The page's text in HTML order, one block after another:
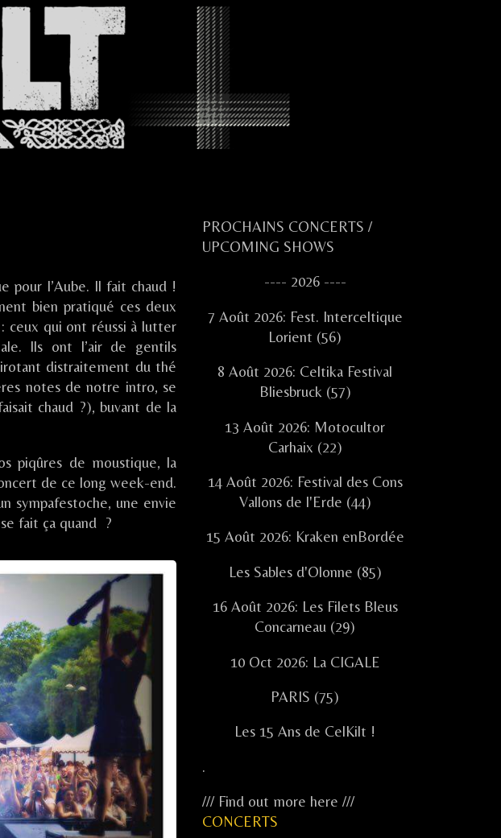
pour l’Aube. Il fait chaud !
bien pratiqué ces deux
ceux qui ont réussi à lutter
Ils ont l’air de gentils
distraitement du thé
notes de notre intro, se
chaud ?), buvant de la
piqûres de moustique, la
de ce long week-end.
sympafestoche, une envie
fait ça quand ?
Primary
PROCHAINS CONCERTS /
UPCOMING SHOWS
---- 2026 ----
7 Août 2026: Fest. Interceltique
Lorient (56)
8 Août 2026: Celtika Festival
Bliesbruck (57)
13 Août 2026: Motocultor
Carhaix (22)
14 Août 2026: Festival des Cons
Vallons de l'Erde (44)
15 Août 2026: Kraken enBordée
Les Sables d'Olonne (85)
16 Août 2026: Les Filets Bleus
Concarneau (29)
10 Oct 2026: La CIGALE
PARIS (75)
Les 15 Ans de CelKilt !
.
/// Find out more here ///
CONCERTS